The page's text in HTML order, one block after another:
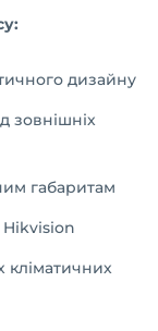
дизайну
зовнішніх
габаритам
Hikvision
кліматичних